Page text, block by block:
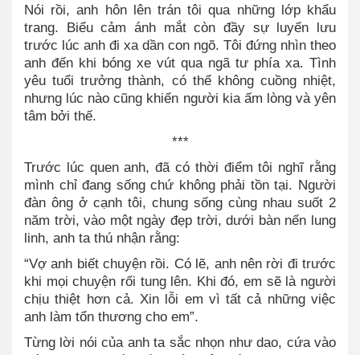
Nói rồi, anh hôn lên trán tôi qua những lớp khẩu
trang. Biểu cảm ánh mắt còn đầy sự luyến lưu
trước lúc anh đi xa dần con ngõ. Tôi đứng nhìn theo
anh đến khi bóng xe vút qua ngã tư phía xa. Tình
yêu tuổi trưởng thành, có thể không cuồng nhiệt,
nhưng lúc nào cũng khiến người kia ấm lòng và yên
tâm bởi thế.
***
Trước lúc quen anh, đã có thời điểm tôi nghĩ rằng
mình chỉ đang sống chứ không phải tồn tại. Người
đàn ông ở cạnh tôi, chung sống cùng nhau suốt 2
năm trời, vào một ngày đẹp trời, dưới bàn nến lung
linh, anh ta thú nhận rằng:
“Vợ anh biết chuyện rồi. Có lẽ, anh nên rời đi trước
khi mọi chuyện rối tung lên. Khi đó, em sẽ là người
chịu thiệt hơn cả. Xin lỗi em vì tất cả những việc
anh làm tổn thương cho em”.
Từng lời nói của anh ta sắc nhọn như dao, cứa vào